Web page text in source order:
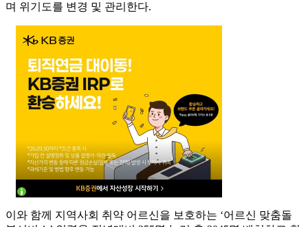
며 위기도를 변경 및 관리한다.
이와 함께 지역사회 취약 어르신을 보호하는 ‘어르신 맞춤돌